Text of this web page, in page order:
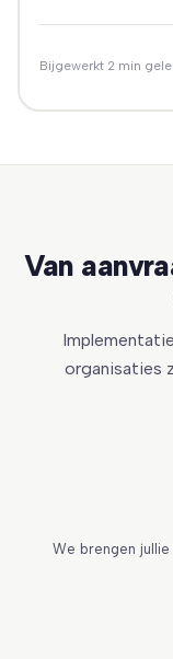
Bijgewerkt 2 min
Van
organisaties
We brengen